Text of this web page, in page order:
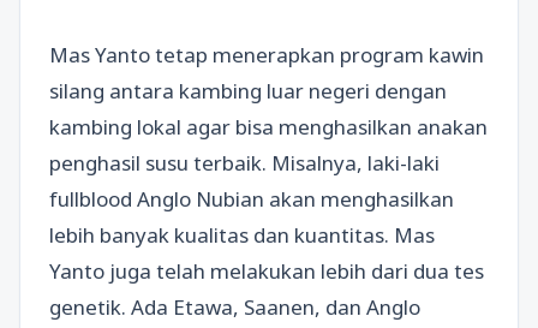
Mas Yanto tetap menerapkan program kawin
silang antara kambing luar negeri dengan
kambing lokal agar bisa menghasilkan anakan
penghasil susu terbaik. Misalnya, laki-laki
fullblood Anglo Nubian akan menghasilkan
lebih banyak kualitas dan kuantitas. Mas
Yanto juga telah melakukan lebih dari dua tes
genetik. Ada Etawa, Saanen, dan Anglo